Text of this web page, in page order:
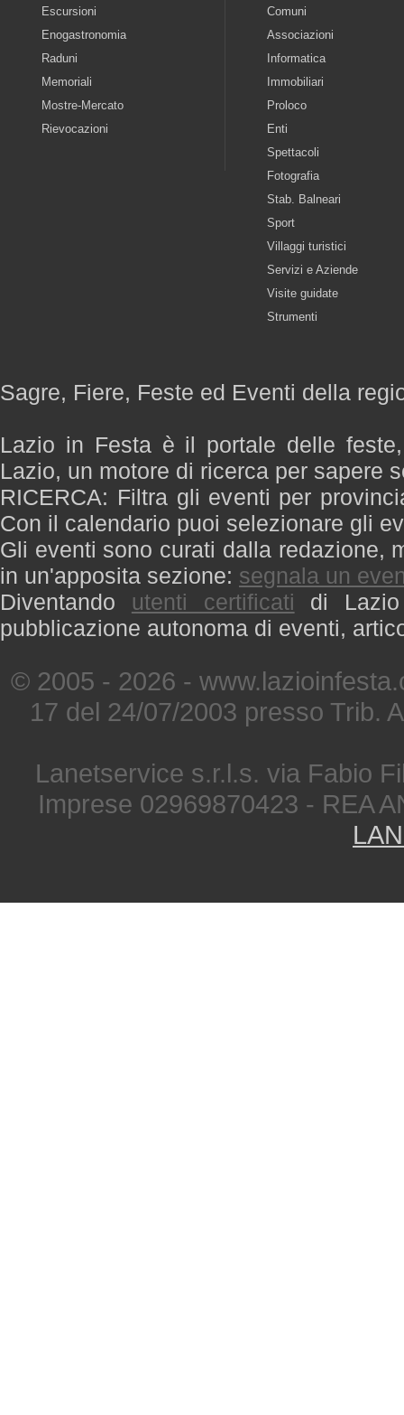
Escursioni
Enogastronomia
Raduni
Memoriali
Mostre-Mercato
Rievocazioni
Comuni
Associazioni
Informatica
Immobiliari
Proloco
Enti
Spettacoli
Fotografia
Stab. Balneari
Sport
Villaggi turistici
Servizi e Aziende
Visite guidate
Strumenti
Sagre, Fiere, Feste ed Eventi della
Lazio in Festa è il portale delle
Lazio, un motore di ricerca per sapere
RICERCA: Filtra gli eventi per
Con il calendario puoi selezionare gli
Gli eventi sono curati dalla redazione,
in un'apposita sezione: segnala un
Diventando utenti certificati di
pubblicazione autonoma di eventi,
© 2005 - 2026 -
17 del 24/07/2003 presso Trib.
Lanetservice s.r.l.s. via Fabio
Imprese 02969870423 - REA